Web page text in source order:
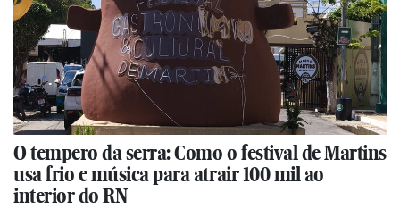
O tempero da serra: Como o festival de Martins
usa frio e música para atrair 100 mil ao
interior do RN